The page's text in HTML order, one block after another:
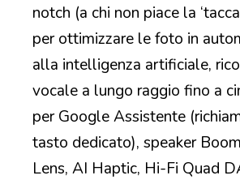
notch (a chi non piace la
per ottimizzare le foto in
alla intelligenza artificiale,
vocale a lungo raggio fino a
per Google Assistente
tasto dedicato), speaker
Lens, AI Haptic, Hi-Fi Quad